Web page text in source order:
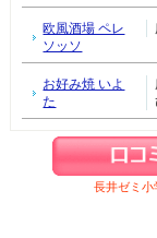
欧風酒場 ペレ
ソッソ
お好み焼 いよ
た
長井ゼミ小